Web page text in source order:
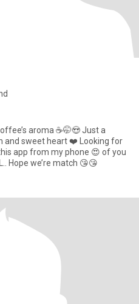
aroma ☕️🤭😍 Just a
and sweet heart ❤️ Looking for
from my phone 😍 of you
Hope we’re match 😘😘